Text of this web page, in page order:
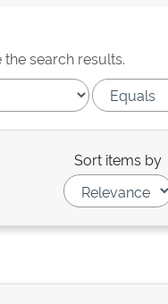
search results.
Sort items by